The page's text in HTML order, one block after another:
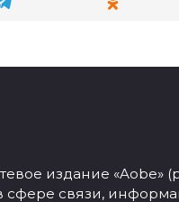
издание «Aobe»
связи,